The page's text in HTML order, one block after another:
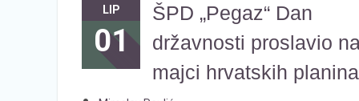
LIP
01
ŠPD „Pegaz“ Dan
državnosti proslavio
majci hrvatskih planina